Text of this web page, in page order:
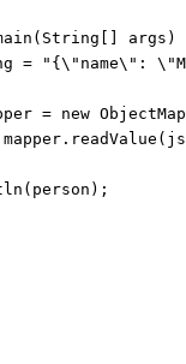
= "{\"name\":
= new